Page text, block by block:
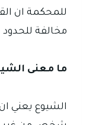
للمحكمة ان
مخالفة للحدود
ما معنى
الشيوع يعني